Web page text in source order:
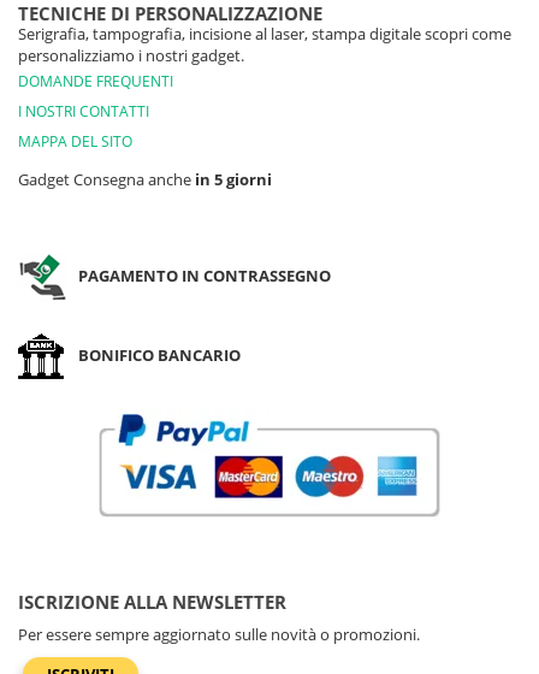
TECNICHE DI PERSONALIZZAZIONE
Serigrafia, tampografia, incisione al laser, stampa digitale scopri come
personalizziamo i nostri gadget.
DOMANDE FREQUENTI
I NOSTRI CONTATTI
MAPPA DEL SITO
Gadget Consegna anche in 5 giorni
PAGAMENTO IN CONTRASSEGNO
BONIFICO BANCARIO
ISCRIZIONE ALLA NEWSLETTER
Per essere sempre aggiornato sulle novità o promozioni.